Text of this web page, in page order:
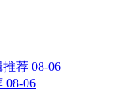
08-06
08-06